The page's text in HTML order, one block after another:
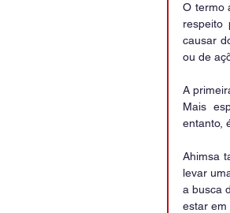
O termo
respeito
causar
ou de
A
Mais
entanto,
Ahimsa
levar
a busca
estar em